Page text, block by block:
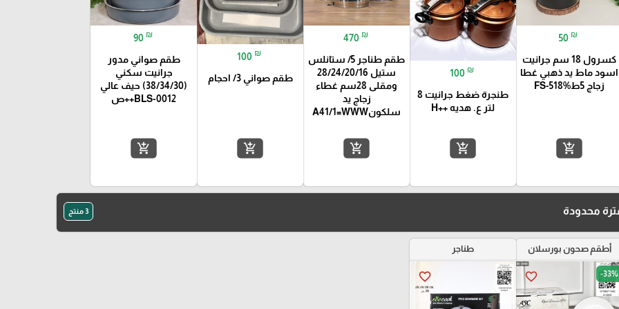
50 ₪
كسرول 18 سم جرانيت
اسود ماط يد ذهبي غطا
زجاج 5ط%FS-518
add_shopping_cart
100 ₪
طنجرة ضغط جرانيت 8
لتر ع. هديه ++H
add_shopping_cart
470 ₪
طقم طناجر 5/ ستانلس
ستيل 28/24/20/16
ومقلى 28سم غطاء
زجاج يد
سلكونA41/1=WWW
add_shopping_cart
100 ₪
طقم صواني 3/ احجام
add_shopping_cart
90 ₪
طقم صواني مدور
جرانيت سكني
(38/34/30) حيف عالي
BLS-0012++ص
add_shopping_cart
محدودة 3 منتج
أطقم صحون بورسلان
favorite_border -33%
طناجر
favorite_border